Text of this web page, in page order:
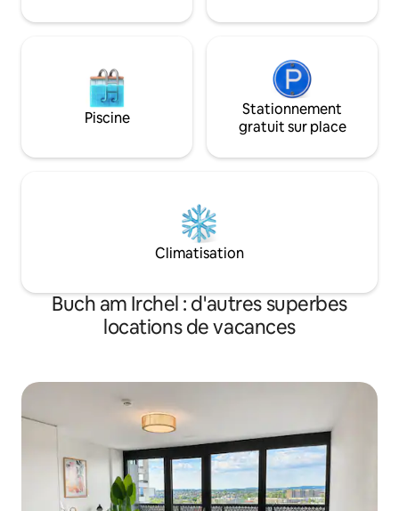
Piscine
Stationnement
gratuit sur place
Climatisation
Buch am Irchel : d'autres superbes
locations de vacances